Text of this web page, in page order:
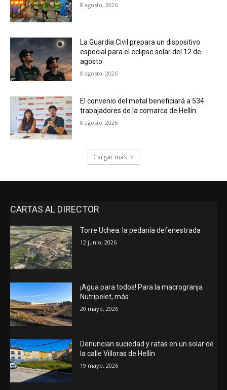
8 agosto, 2026
La Guardia Civil prepara un dispositivo
especial para el eclipse solar del 12 de
agosto
8 agosto, 2026
El convenio del metal beneficiará a 534
trabajadores de la comarca de Hellín
8 agosto, 2026
Cargar más
CARTAS AL DIRECTOR
Torre Uchea: la pedanía defenestrada
12 junio, 2026
¡Agua para todos! Para la macrogranja
Nutripelet, más…
20 mayo, 2026
Denuncian suciedad y ratas en un solar de
la calle Villoras de Hellín
19 mayo, 2026